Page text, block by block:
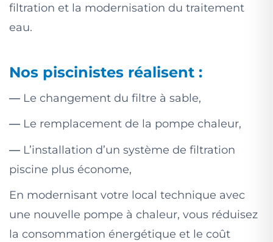
filtration et la modernisation du traitement
eau.
Nos piscinistes réalisent :
— Le changement du filtre à sable,
— Le remplacement de la pompe chaleur,
— L’installation d’un système de filtration
piscine plus économe,
En modernisant votre local technique avec
une nouvelle pompe à chaleur, vous réduisez
la consommation énergétique et le coût